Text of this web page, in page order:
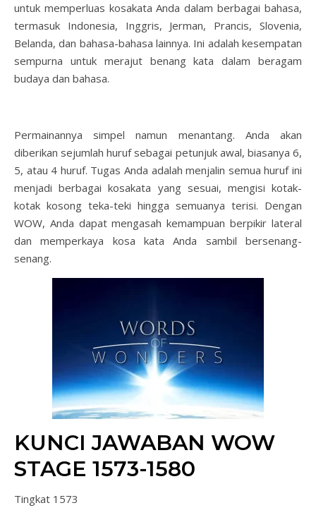
untuk memperluas kosakata Anda dalam berbagai bahasa,
termasuk Indonesia, Inggris, Jerman, Prancis, Slovenia,
Belanda, dan bahasa-bahasa lainnya. Ini adalah kesempatan
sempurna untuk merajut benang kata dalam beragam
budaya dan bahasa.
Permainannya simpel namun menantang. Anda akan
diberikan sejumlah huruf sebagai petunjuk awal, biasanya 6,
5, atau 4 huruf. Tugas Anda adalah menjalin semua huruf ini
menjadi berbagai kosakata yang sesuai, mengisi kotak-
kotak kosong teka-teki hingga semuanya terisi. Dengan
WOW, Anda dapat mengasah kemampuan berpikir lateral
dan memperkaya kosa kata Anda sambil bersenang-
senang.
KUNCI JAWABAN WOW
STAGE 1573-1580
Tingkat 1573